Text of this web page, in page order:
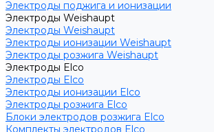
Электроды поджига и ионизации
Электроды Weishaupt
Электроды Weishaupt
Электроды ионизации Weishaupt
Электроды розжига Weishaupt
Электроды Elco
Электроды Elco
Электроды ионизации Elco
Электроды розжига Elco
Блоки электродов розжига Elco
Комплекты электродов Elco